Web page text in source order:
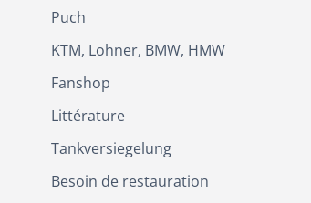
Puch
KTM, Lohner, BMW, HMW
Fanshop
Littérature
Tankversiegelung
Besoin de restauration